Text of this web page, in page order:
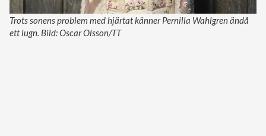
Trots sonens problem med hjärtat känner Pernilla Wahlgren ändå
ett lugn. Bild: Oscar Olsson/TT